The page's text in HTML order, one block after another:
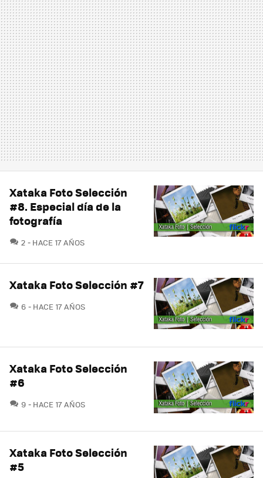
Xataka Foto Selección
#8. Especial día de la
fotografía
2 COMENTARIOS
HACE 17 AÑOS
Xataka Foto Selección #7
6 COMENTARIOS
HACE 17 AÑOS
Xataka Foto Selección
#6
9 COMENTARIOS
HACE 17 AÑOS
Xataka Foto Selección
#5